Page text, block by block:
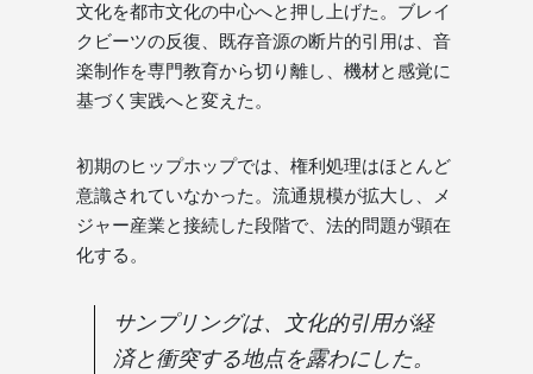
文化を都市文化の中心へと押し上げた。ブレイ
クビーツの反復、既存音源の断片的引用は、音
楽制作を専門教育から切り離し、機材と感覚に
基づく実践へと変えた。
初期のヒップホップでは、権利処理はほとんど
意識されていなかった。流通規模が拡大し、メ
ジャー産業と接続した段階で、法的問題が顕在
化する。
サンプリングは、文化的引用が経
済と衝突する地点を露わにした。